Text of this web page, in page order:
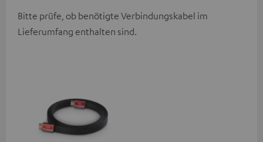
Bitte prüfe, ob benötigte Verbindungskabel im
Lieferumfang enthalten sind.